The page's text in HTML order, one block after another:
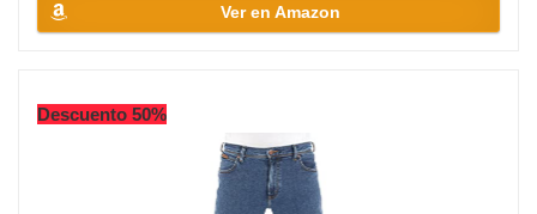
Ver en Amazon
Descuento 50%